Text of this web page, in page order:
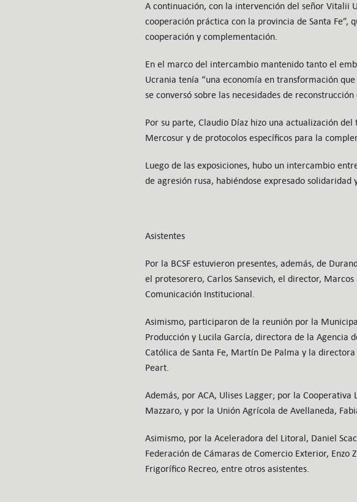
A continuación, con la intervención del señor Vitalii
cooperación práctica con la provincia de Santa Fe”,
cooperación y complementación.
En el marco del intercambio mantenido tanto el
Ucrania tenía “una economía en transformación
se conversó sobre las necesidades de
Por su parte, Claudio Díaz hizo una actualización
Mercosur y de protocolos específicos para la
Luego de las exposiciones, hubo un intercambio
de agresión rusa, habiéndose expresado solidaridad
Asistentes
Por la BCSF estuvieron presentes, además, de
el protesorero, Carlos Sansevich, el director, Marcos
Comunicación Institucional.
Asimismo, participaron de la reunión por la
Producción y Lucila García, directora de la Agencia
Católica de Santa Fe, Martín De Palma y la
Peart.
Además, por ACA, Ulises Lagger; por la
Mazzaro, y por la Unión Agrícola de Avellaneda,
Asimismo, por la Aceleradora del Litoral, Daniel
Federación de Cámaras de Comercio Exterior,
Frigorífico Recreo, entre otros asistentes.